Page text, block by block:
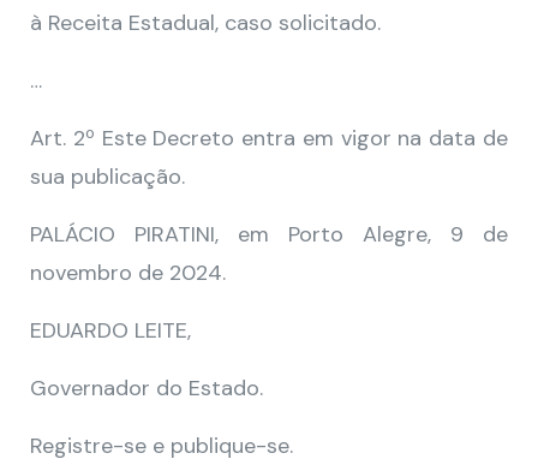
à Receita Estadual, caso solicitado.
…
Art. 2º Este Decreto entra em vigor na data de
sua publicação.
PALÁCIO PIRATINI, em Porto Alegre, 9 de
novembro de 2024.
EDUARDO LEITE,
Governador do Estado.
Registre-se e publique-se.